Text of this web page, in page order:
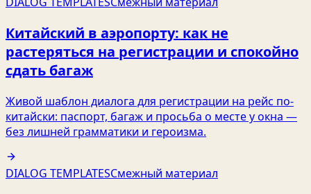
Китайский в аэропорту: как не
растеряться на регистрации и спокойно
сдать багаж
Живой шаблон диалога для регистрации на рейс по-
китайски: паспорт, багаж и просьба о месте у окна —
без лишней грамматики и героизма.
DIALOG TEMPLATESСмежный материал